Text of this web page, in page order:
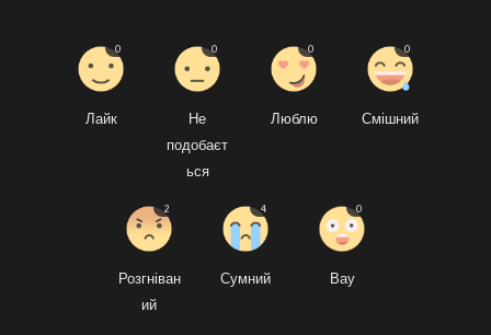
Лайк
0
Не
подобаєт
ься
0
Люблю
0
Смішний
0
Розгніван
ий
2
Сумний
4
Вау
0